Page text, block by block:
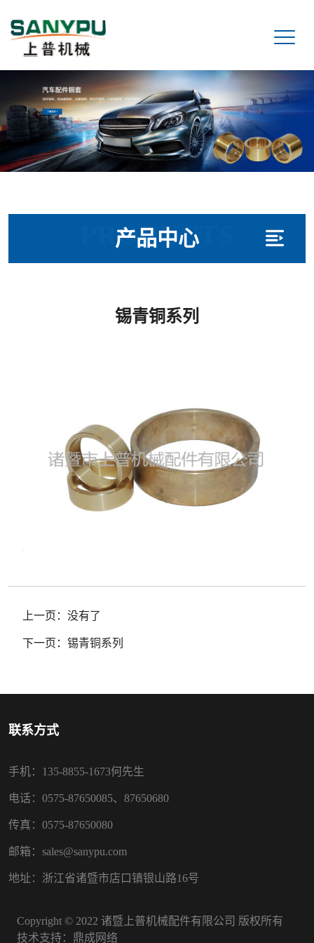
产品中心
PRODUCTS
锡青铜系列
上一页： 没有了
下一页： 锡青铜系列
联系方式
手机：135-8855-1673何先生
电话：0575-87650085、87650680
传真：0575-87650080
邮箱：sales@sanypu.com
地址：浙江省诸暨市店口镇银山路16号
Copyright © 2022 诸暨上普机械配件有限公司 版权所有
技术支持： 鼎成网络